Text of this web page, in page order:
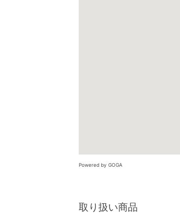
Powered by GOGA
取り扱い商品